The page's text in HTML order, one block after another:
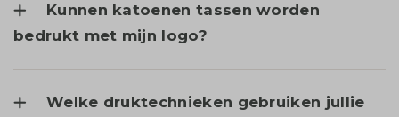
Kunnen katoenen tassen worden
bedrukt met mijn logo?
Welke druktechnieken gebruiken jullie